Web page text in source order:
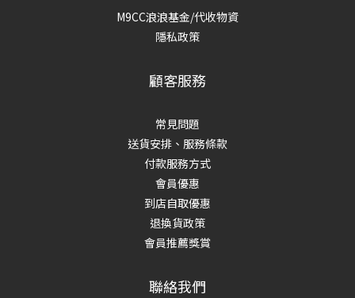
M9CC浪浪基金/代收物資
隱私政策
顧客服務
常見問題
送貨安排、服務條款
付款服務方式
會員優惠
到店自取優惠
退換貨政策
會員推薦獎賞
聯絡我們